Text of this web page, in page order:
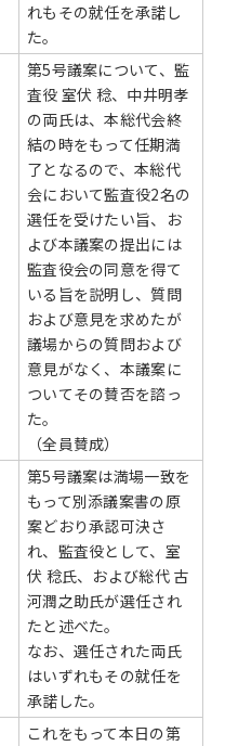
れもその就任を承諾し
た。
第5号議案について、監
査役 室伏 稔、中井明孝
の両氏は、本総代会終
結の時をもって任期満
了となるので、本総代
会において監査役2名の
選任を受けたい旨、お
よび本議案の提出には
監査役会の同意を得て
いる旨を説明し、質問
および意見を求めたが
議場からの質問および
意見がなく、本議案に
ついてその賛否を諮っ
た。
（全員賛成）
第5号議案は満場一致を
もって別添議案書の原
案どおり承認可決さ
れ、監査役として、室
伏 稔氏、および総代 古
河潤之助氏が選任され
たと述べた。
なお、選任された両氏
はいずれもその就任を
承諾した。
これをもって本日の第